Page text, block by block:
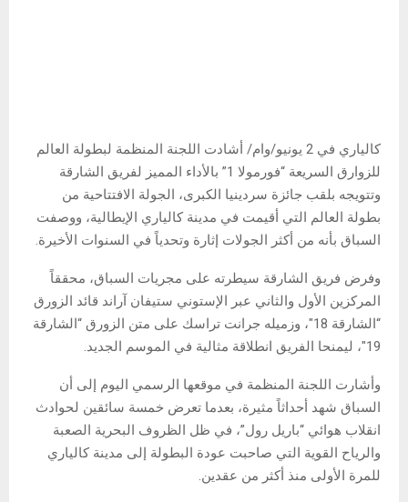
كالياري في 2 يونيو/وام/ أشادت اللجنة المنظمة لبطولة العالم
للزوارق السريعة “فورمولا 1” بالأداء المميز لفريق الشارقة
وتتويجه بلقب جائزة سردينيا الكبرى، الجولة الافتتاحية من
بطولة العالم التي أقيمت في مدينة كالياري الإيطالية، ووصفت
السباق بأنه من أكثر الجولات إثارة وتحدياً في السنوات الأخيرة.
وفرض فريق الشارقة سيطرته على مجريات السباق، محققاً
المركزين الأول والثاني عبر الإستوني ستيفان آراند قائد الزورق
“الشارقة 18″، وزميله جرانت تراسك على متن الزورق “الشارقة
19″، ليمنحا الفريق انطلاقة مثالية في الموسم الجديد.
وأشارت اللجنة المنظمة في موقعها الرسمي اليوم إلى أن
السباق شهد أحداثاً مثيرة، بعدما تعرض خمسة سائقين لحوادث
انقلاب هوائي “باريل رول”، في ظل الظروف البحرية الصعبة
والرياح القوية التي صاحبت عودة البطولة إلى مدينة كالياري
للمرة الأولى منذ أكثر من عقدين.